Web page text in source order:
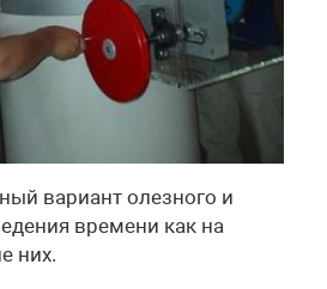
вариант олезного и
времени как на
них.